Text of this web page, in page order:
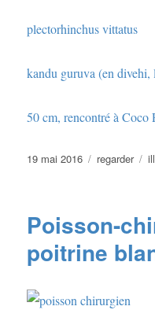
plectorhinchus vittatus
kandu guruva (en
50 cm, rencontré à
Publié
19 mai 2016 Catégories
regarder
Poisson-
poitrine